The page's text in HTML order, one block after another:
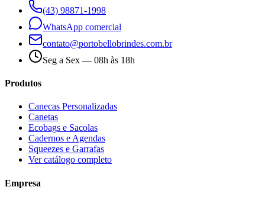
(43) 98871-1998
WhatsApp comercial
contato@portobellobrindes.com.br
Seg a Sex — 08h às 18h
Produtos
Canecas Personalizadas
Canetas
Ecobags e Sacolas
Cadernos e Agendas
Squeezes e Garrafas
Ver catálogo completo
Empresa